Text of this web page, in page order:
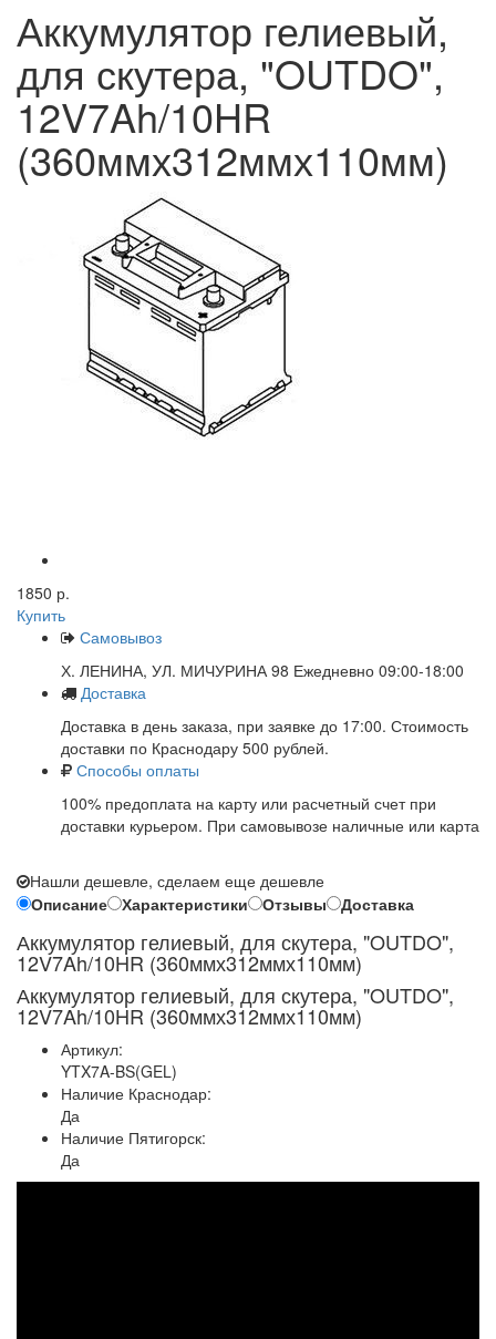
Аккумулятор гелиевый,
для скутера, "OUTDO",
12V7Ah/10HR
(360ммх312ммх110мм)
1850 р.
Купить
Самовывоз
Х. ЛЕНИНА, УЛ. МИЧУРИНА 98 Ежедневно 09:00-18:00
Доставка
Доставка в день заказа, при заявке до 17:00. Стоимость
доставки по Краснодару 500 рублей.
Способы оплаты
100% предоплата на карту или расчетный счет при
доставки курьером. При самовывозе наличные или карта
Нашли дешевле, сделаем еще дешевле
Описание
Характеристики Отзывы Доставка
Аккумулятор гелиевый, для скутера, "OUTDO",
12V7Ah/10HR (360ммх312ммх110мм)
Аккумулятор гелиевый, для скутера, "OUTDO",
12V7Ah/10HR (360ммх312ммх110мм)
Артикул:
YTX7A-BS(GEL)
Наличие Краснодар:
Да
Наличие Пятигорск:
Да